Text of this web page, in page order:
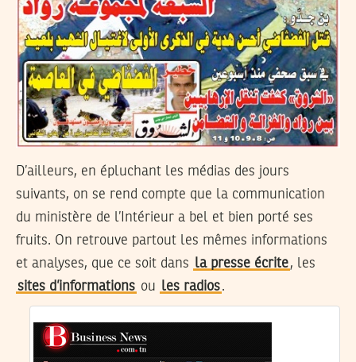
D’ailleurs, en épluchant les médias des jours
suivants, on se rend compte que la communication
du ministère de l’Intérieur a bel et bien porté ses
fruits. On retrouve partout les mêmes informations
et analyses, que ce soit dans la presse écrite, les
sites d’informations ou les radios.